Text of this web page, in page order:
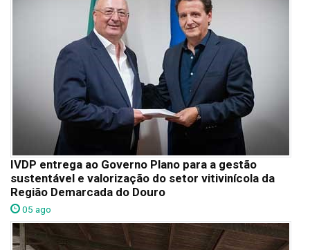
IVDP entrega ao Governo Plano para a gestão
sustentável e valorização do setor vitivinícola da
Região Demarcada do Douro
05 ago